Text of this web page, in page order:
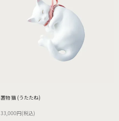
置物 猫 (うたたね)
33,000円(税込)